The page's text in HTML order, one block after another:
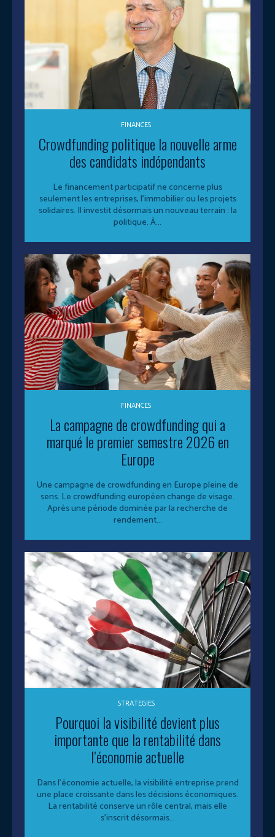
FINANCES
Crowdfunding politique la nouvelle arme
des candidats indépendants
Le financement participatif ne concerne plus
seulement les entreprises, l’immobilier ou les projets
solidaires. Il investit désormais un nouveau terrain : la
politique. À...
FINANCES
La campagne de crowdfunding qui a
marqué le premier semestre 2026 en
Europe
Une campagne de crowdfunding en Europe pleine de
sens. Le crowdfunding européen change de visage.
Après une période dominée par la recherche de
rendement...
STRATEGIES
Pourquoi la visibilité devient plus
importante que la rentabilité dans
l’économie actuelle
Dans l’économie actuelle, la visibilité entreprise prend
une place croissante dans les décisions économiques.
La rentabilité conserve un rôle central, mais elle
s’inscrit désormais...